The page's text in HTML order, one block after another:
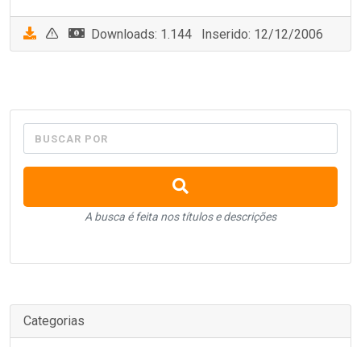
Downloads: 1.144 Inserido: 12/12/2006
BUSCAR POR
A busca é feita nos títulos e descrições
Categorias